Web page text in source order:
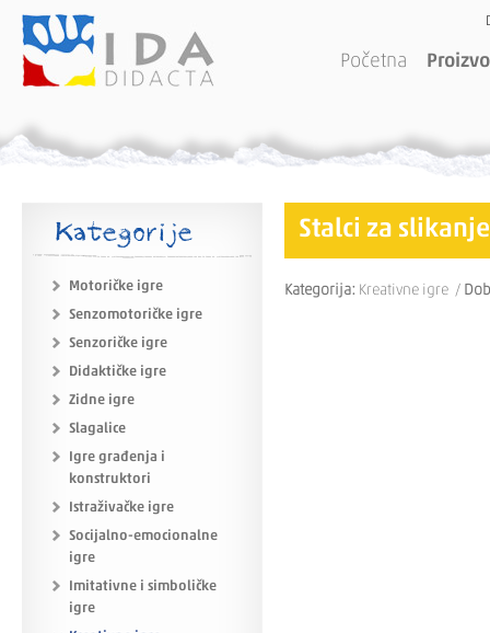
Početna
Kategorije
Motoričke igre
Senzomotoričke igre
Senzoričke igre
Didaktičke igre
Zidne igre
Slagalice
Igre građenja i
konstruktori
Istraživačke igre
Socijalno-emocionalne
igre
Imitativne i simboličke
igre
Stalci za slikanje
Kategorija: Kreativne igre /